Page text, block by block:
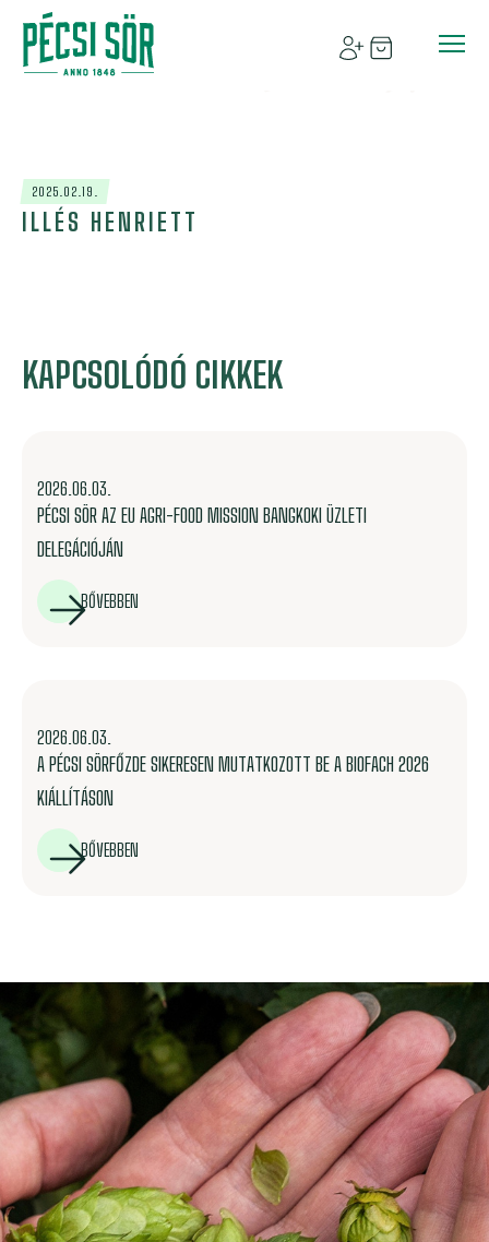
2025.02.19.
ILLÉS HENRIETT
KAPCSOLÓDÓ CIKKEK
2026.06.03.
PÉCSI SÖR AZ EU AGRI-FOOD MISSION BANGKOKI ÜZLETI
DELEGÁCIÓJÁN
BŐVEBBEN
2026.06.03.
A PÉCSI SÖRFŐZDE SIKERESEN MUTATKOZOTT BE A BIOFACH 2026
KIÁLLÍTÁSON
BŐVEBBEN